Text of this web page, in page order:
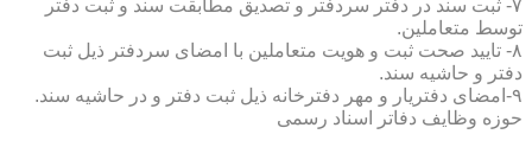
۷- ثبت سند در دفتر سردفتر و تصدیق مطابقت سند و ثبت دفتر
توسط متعاملین.
۸- تایید صحت ثبت و هویت متعاملین با امضای سردفتر ذیل ثبت
دفتر و حاشیه سند.
۹-امضای دفتریار و مهر دفترخانه ذیل ثبت دفتر و در حاشیه سند.
حوزه وظایف دفاتر اسناد رسمی